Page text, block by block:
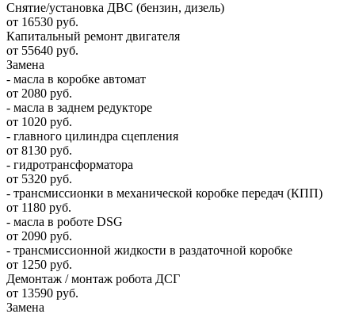
Снятие/установка ДВС (бензин, дизель)
от 16530 руб.
Капитальный ремонт двигателя
от 55640 руб.
Замена
- масла в коробке автомат
от 2080 руб.
- масла в заднем редукторе
от 1020 руб.
- главного цилиндра сцепления
от 8130 руб.
- гидротрансформатора
от 5320 руб.
- трансмиссионки в механической коробке передач (КПП)
от 1180 руб.
- масла в роботе DSG
от 2090 руб.
- трансмиссионной жидкости в раздаточной коробке
от 1250 руб.
Демонтаж / монтаж робота ДСГ
от 13590 руб.
Замена